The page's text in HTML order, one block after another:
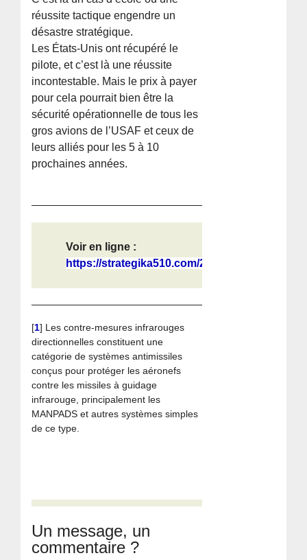
réussite tactique engendre un
désastre stratégique.
Les États-Unis ont récupéré le
pilote, et c’est là une réussite
incontestable. Mais le prix à payer
pour cela pourrait bien être la
sécurité opérationnelle de tous les
gros avions de l’USAF et ceux de
leurs alliés pour les 5 à 10
prochaines années.
Voir en ligne :
https://strategika510.com/2026/04/1...
[1] Les contre-mesures infrarouges
directionnelles constituent une
catégorie de systèmes antimissiles
conçus pour protéger les aéronefs
contre les missiles à guidage
infrarouge, principalement les
MANPADS et autres systèmes simples
de ce type.
Un message, un
commentaire ?